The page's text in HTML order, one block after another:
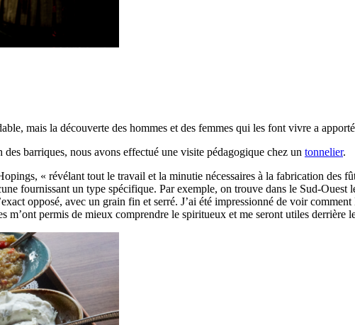
mais la découverte des hommes et des femmes qui les font vivre a
barriques, nous avons effectué une visite pédagogique chez un tonnelier.
« révélant tout le travail et la minutie nécessaires à la fabrication des
fournissant un type spécifique. Par exemple, on trouve dans le Sud-
opposé, avec un grain fin et serré. J’ai été impressionné de voir
m’ont permis de mieux comprendre le spiritueux et me seront utiles derrière